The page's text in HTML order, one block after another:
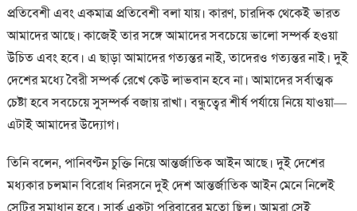
প্রতিবেশী এবং একমাত্র প্রতিবেশী বলা যায়। কারণ, চারদিক থেকেই ভারত
আমাদের আছে। কাজেই তার সঙ্গে আমাদের সবচেয়ে ভালো সম্পর্ক হওয়া
উচিত এবং হবে। এ ছাড়া আমাদের গত্যন্তর নাই, তাদেরও গত্যন্তর নাই। দুই
দেশের মধ্যে বৈরী সম্পর্ক রেখে কেউ লাভবান হবে না। আমাদের সর্বাত্মক
চেষ্টা হবে সবচেয়ে সুসম্পর্ক বজায় রাখা। বন্ধুত্বের শীর্ষ পর্যায়ে নিয়ে যাওয়া—
এটাই আমাদের উদ্যোগ।
তিনি বলেন, পানিবণ্টন চুক্তি নিয়ে আন্তর্জাতিক আইন আছে। দুই দেশের
মধ্যকার চলমান বিরোধ নিরসনে দুই দেশ আন্তর্জাতিক আইন মেনে নিলেই
সেটির সমাধান হবে। সার্ক একটা পরিবারের মতো ছিল। আমরা সেই